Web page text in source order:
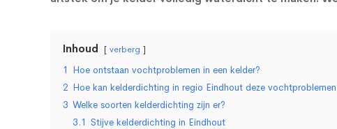
Inhoud verberg
1 Hoe ontstaan vochtproblemen in een kelder?
2 Hoe kan kelderdichting in regio Eindhout deze
3 Welke soorten kelderdichting zijn er?
3.1 Stijve kelderdichting in Eindhout